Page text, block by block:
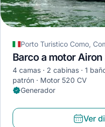
Porto Turistico Como,
Barco a motor Airon
4 camas 2 cabinas 1
patrón
Motor 520 CV
Generador
Ver